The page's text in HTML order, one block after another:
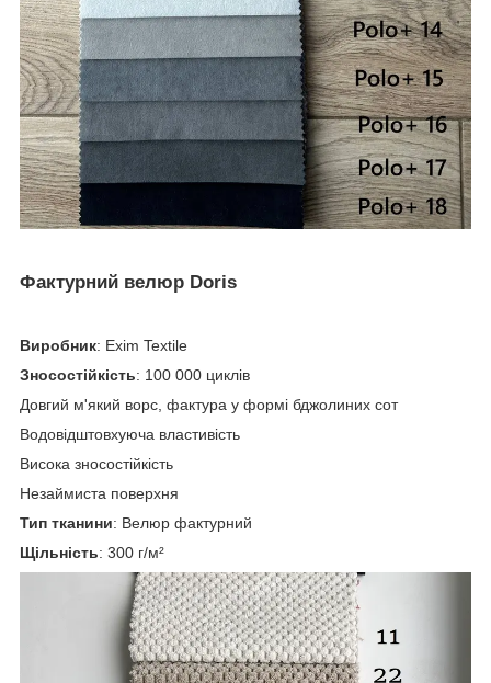
Фактурний велюр Doris
Виробник: Exim Textile
Зносостійкість: 100 000 циклів
Довгий м'який ворс, фактура у формі бджолиних сот
Водовідштовхуюча властивість
Висока зносостійкість
Незаймиста поверхня
Тип тканини: Велюр фактурний
Щільність: 300 г/м²